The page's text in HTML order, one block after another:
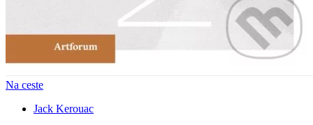
Na ceste
Jack Kerouac